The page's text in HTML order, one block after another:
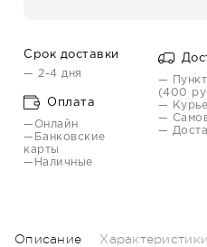
Срок доставки
— 2-4 дня
Оплата
—Онлайн
—Банковские
карты
—Наличные
—
(400
—
—
—
Описание Характеристики